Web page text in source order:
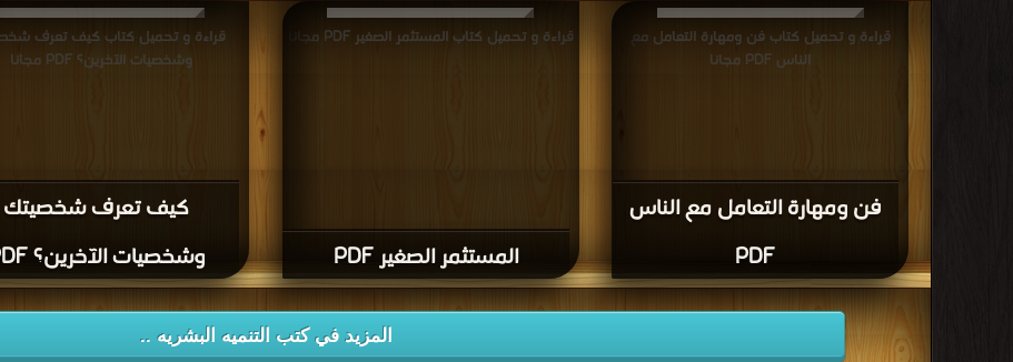
كيف تعرف شخصيتك
وشخصيات الآخرين؟ PDF
قراءة و تحميل كتاب كيف تعرف
وشخصيات الآخرين؟ PDF مجانا
المستثمر الصغير PDF
قراءة و تحميل كتاب المستثمر الصغير PDF مجانا
فن ومهارة التعامل مع الناس
PDF
قراءة و تحميل كتاب فن ومهارة التعامل مع
الناس PDF مجانا
المزيد في كتب التنميه البشريه ..